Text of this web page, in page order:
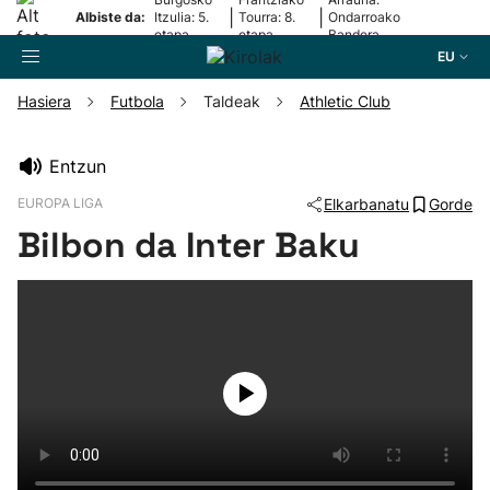
Albiste da:
Itzulia: 5.
etapa
Tourra: 8.
etapa
Ondarroako
Bandera
EU
Pilota
Txirrindularitza
Hasiera Futbola Taldeak Athletic Club
Entzun
EUROPA LIGA Elkarbanatu Gorde
Bilbon da Inter Baku